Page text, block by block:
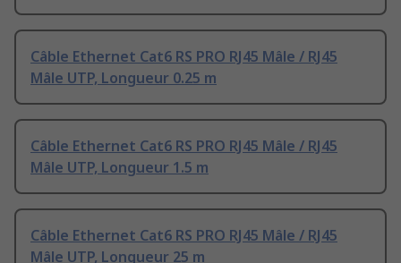
Câble Ethernet Cat6 RS PRO RJ45 Mâle / RJ45
Mâle UTP, Longueur 0.25 m
Câble Ethernet Cat6 RS PRO RJ45 Mâle / RJ45
Mâle UTP, Longueur 1.5 m
Câble Ethernet Cat6 RS PRO RJ45 Mâle / RJ45
Mâle UTP, Longueur 25 m